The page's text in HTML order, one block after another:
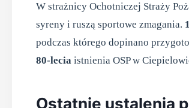
W strażnicy Ochotniczej Straży
syreny i ruszą sportowe zmagania.
podczas którego dopinano
80-lecia istnienia OSP w
Ostatnie ustalenia